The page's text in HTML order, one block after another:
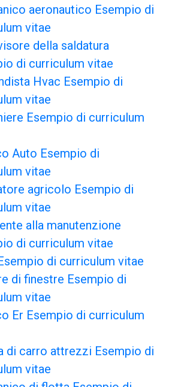
aeronautico Esempio di
vitae
della saldatura
di curriculum vitae
Hvac Esempio di
vitae
Esempio di curriculum
Auto Esempio di
vitae
agricolo Esempio di
vitae
alla manutenzione
di curriculum vitae
di curriculum vitae
di finestre Esempio di
vitae
Er Esempio di curriculum
di carro attrezzi Esempio di
vitae